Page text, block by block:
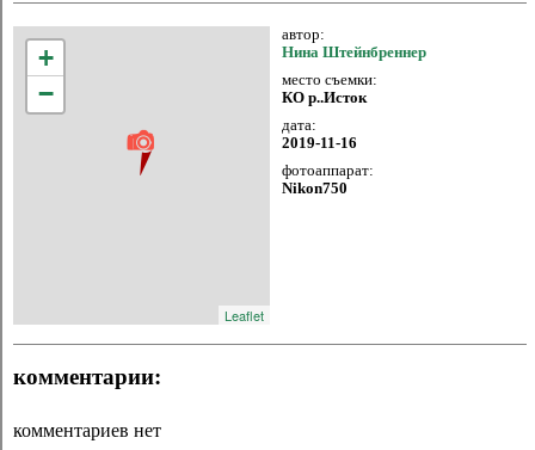
+
−
Leaflet
автор:
Нина Штейнбреннер
место съемки:
КО р..Исток
дата:
2019-11-16
фотоаппарат:
Nikon750
комментарии:
комментариев нет